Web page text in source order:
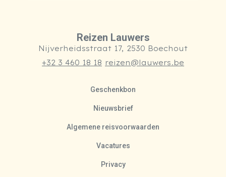
Reizen Lauwers
Nijverheidsstraat 17, 2530 Boechout
+32 3 460 18 18 reizen@lauwers.be
Geschenkbon
Nieuwsbrief
Algemene reisvoorwaarden
Vacatures
Privacy